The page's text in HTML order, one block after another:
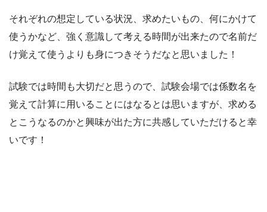
それぞれの想定している状況、求めたいもの、何にかけて
使うかなど、強く意識して考える時間が出来たので名前だ
け覚えて使うよりも身につきそうだなと思いました！
試験では時間も大切だと思うので、試験会場では係数名を
覚えて計算に用いることにはなるとは思いますが、求める
とこうなるのかと興味が出た方に共感していただけると幸
いです！